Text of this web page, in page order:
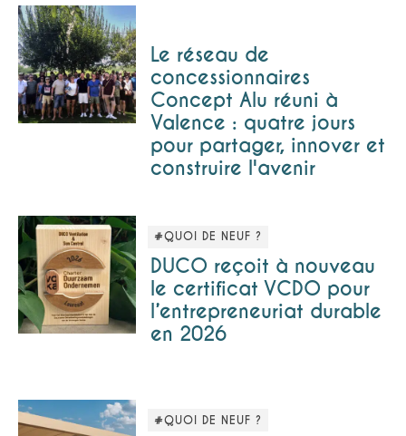
Le réseau de
concessionnaires
Concept Alu réuni à
Valence : quatre jours
pour partager, innover et
construire l'avenir
#QUOI DE NEUF ?
DUCO reçoit à nouveau
le certificat VCDO pour
l’entrepreneuriat durable
en 2026
#QUOI DE NEUF ?